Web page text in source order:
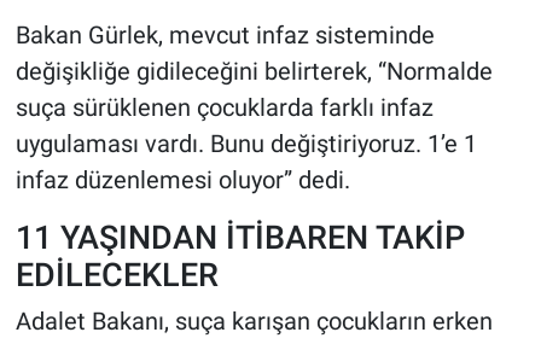
Bakan Gürlek, mevcut infaz sisteminde
değişikliğe gidileceğini belirterek, “Normalde
suça sürüklenen çocuklarda farklı infaz
uygulaması vardı. Bunu değiştiriyoruz. 1’e 1
infaz düzenlemesi oluyor” dedi.
11 YAŞINDAN İTİBAREN TAKİP
EDİLECEKLER
Adalet Bakanı, suça karışan çocukların erken